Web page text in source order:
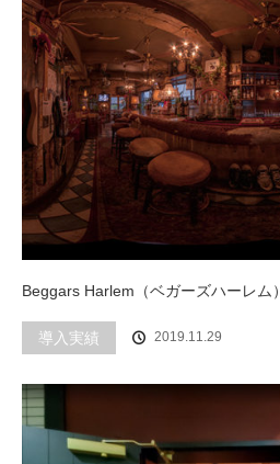
Beggars Harlem（ベガーズハーレム）
導入実績 2019.11.29